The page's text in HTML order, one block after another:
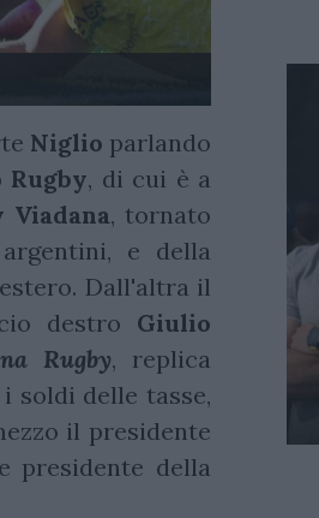
Niglio parlando
Rugby, di cui è a
Viadana, tornato
e della
Dall'altra il
destro Giulio
Rugby, replica
soldi delle tasse,
il presidente
presidente della